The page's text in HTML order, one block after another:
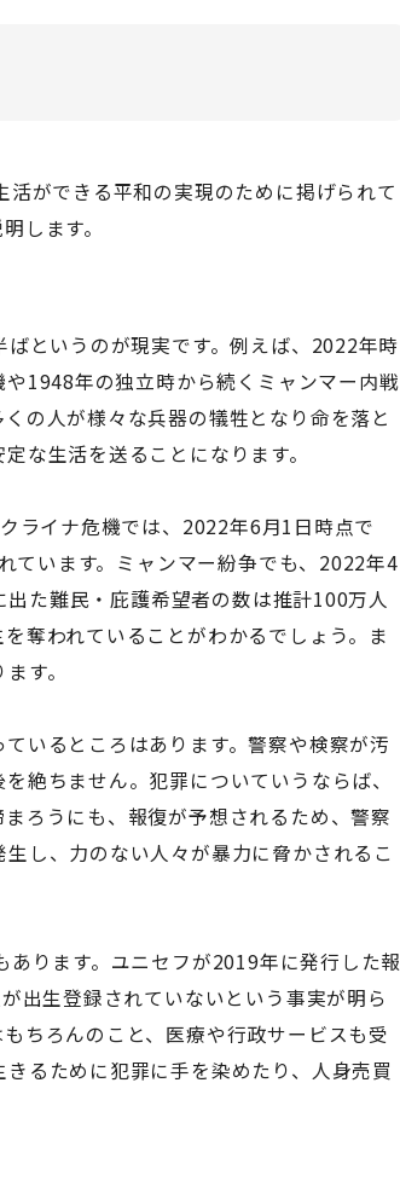
ができる平和の実現のために掲げられて
します。
というのが現実です。例えば、2022年時
1948年の独立時から続くミャンマー内戦
の人が様々な兵器の犠牲となり命を落と
な生活を送ることになります。
ライナ危機では、2022年6月1日時点で
ています。ミャンマー紛争でも、2022年4
た難民・庇護希望者の数は推計100万人
奪われていることがわかるでしょう。ま
す。
いるところはあります。警察や検察が汚
絶ちません。犯罪についていうならば、
ろうにも、報復が予想されるため、警察
し、力のない人々が暴力に脅かされるこ
ります。ユニセフが2019年に発行した報
出生登録されていないという事実が明ら
ちろんのこと、医療や行政サービスも受
るために犯罪に手を染めたり、人身売買